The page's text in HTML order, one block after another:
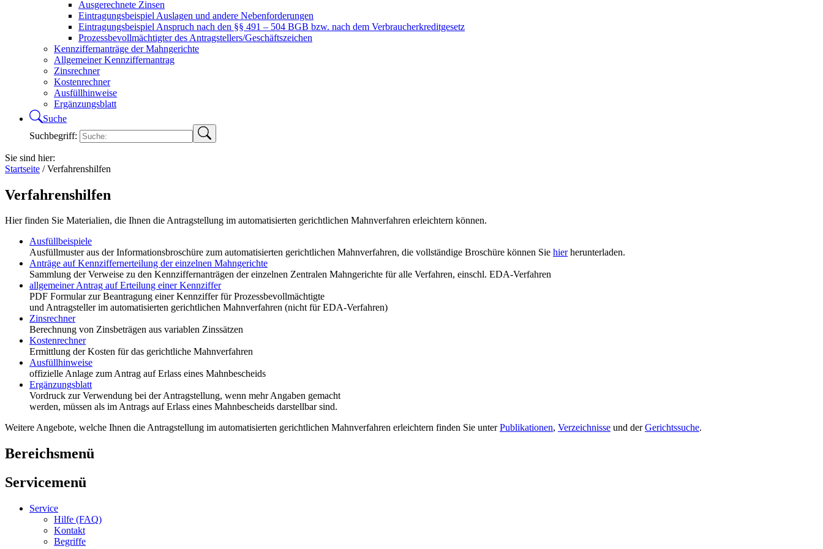
Ausgerechnete Zinsen
Eintragungsbeispiel Auslagen und andere Nebenforderungen
Eintragungsbeispiel Anspruch nach den §§ 491 – 504 BGB bzw. nach dem Verbraucherkreditgesetz
Prozessbevollmächtigter des Antragstellers/Geschäftszeichen
Kennziffernanträge der Mahngerichte
Allgemeiner Kennziffernantrag
Zinsrechner
Kostenrechner
Ausfüllhinweise
Ergänzungsblatt
Suche
Suchbegriff:
Sie sind hier:
Startseite /Verfahrenshilfen
Verfahrenshilfen
Hier finden Sie Materialien, die Ihnen die Antragstellung im automatisierten gerichtlichen Mahnverfahren erleichtern können.
Ausfüllbeispiele
Ausfüllmuster aus der Informationsbroschüre zum automatisierten gerichtlichen Mahnverfahren, die vollständige Broschüre können Sie hierherunterladen.
Anträge auf Kennziffernerteilung der einzelnen Mahngerichte
Sammlung der Verweise zu den Kennziffernanträgen der einzelnen Zentralen Mahngerichte für alle Verfahren, einschl. EDA-Verfahren
allgemeiner Antrag auf Erteilung einer Kennziffer
PDF Formular zur Beantragung einer Kennziffer für Prozessbevollmächtigte
und Antragsteller im automatisierten gerichtlichen Mahnverfahren (nicht für EDA-Verfahren)
Zinsrechner
Berechnung von Zinsbeträgen aus variablen Zinssätzen
Kostenrechner
Ermittlung der Kosten für das gerichtliche Mahnverfahren
Ausfüllhinweise
offizielle Anlage zum Antrag auf Erlass eines Mahnbescheids
Ergänzungsblatt
Vordruck zur Verwendung bei der Antragstellung, wenn mehr Angaben gemacht
werden, müssen als im Antrags auf Erlass eines Mahnbescheids darstellbar sind.
Weitere Angebote, welche Ihnen die Antragstellung im automatisierten gerichtlichen Mahnverfahren erleichtern finden Sie unterPublikationen, Verzeichnisse und derGerichtssuche.
Bereichsmenü
Servicemenü
Service
Hilfe (FAQ)
Kontakt
Begriffe